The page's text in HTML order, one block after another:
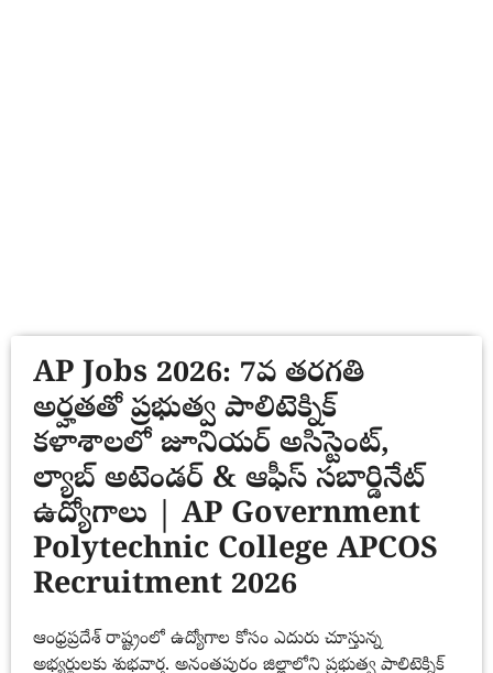
AP Jobs 2026: 7వ తరగతి
అర్హతతో ప్రభుత్వ పాలిటెక్నిక్
కళాశాలలో జూనియర్ అసిస్టెంట్,
ల్యాబ్ అటెండర్ & ఆఫీస్ సబార్డినేట్
ఉద్యోగాలు | AP Government
Polytechnic College APCOS
Recruitment 2026
ఆంధ్రప్రదేశ్ రాష్ట్రంలో ఉద్యోగాల కోసం ఎదురు చూస్తున్న
అభ్యర్థులకు శుభవార్త. అనంతపురం జిల్లాలోని ప్రభుత్వ పాలిటెక్నిక్